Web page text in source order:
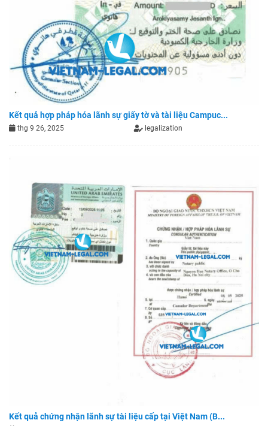
Kết quả hợp pháp hóa lãnh sự giấy tờ và tài liệu Campuc...
thg 9 26, 2025 legalization
Kết quả chứng nhận lãnh sự tài liệu cấp tại Việt Nam (B...